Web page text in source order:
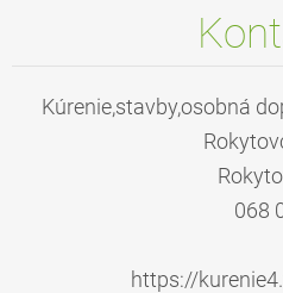
Kúrenie,stavby,osobná
068
https://